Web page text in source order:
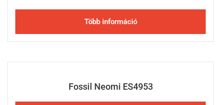
Több információ
Fossil Neomi ES4953